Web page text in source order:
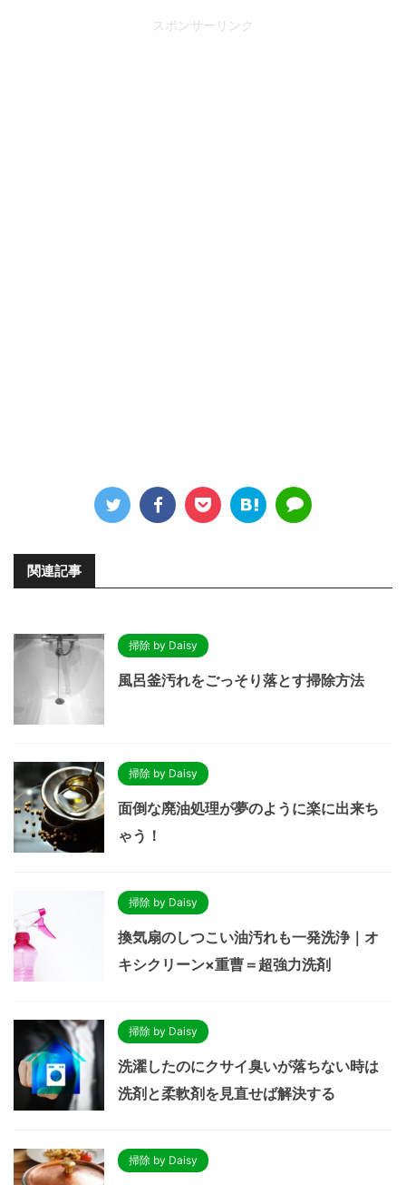
スポンサーリンク
関連記事
掃除 by Daisy
風呂釜汚れをごっそり落とす掃除方法
掃除 by Daisy
面倒な廃油処理が夢のように楽に出来ち
ゃう！
掃除 by Daisy
換気扇のしつこい油汚れも一発洗浄｜オ
キシクリーン×重曹＝超強力洗剤
掃除 by Daisy
洗濯したのにクサイ臭いが落ちない時は
洗剤と柔軟剤を見直せば解決する
掃除 by Daisy